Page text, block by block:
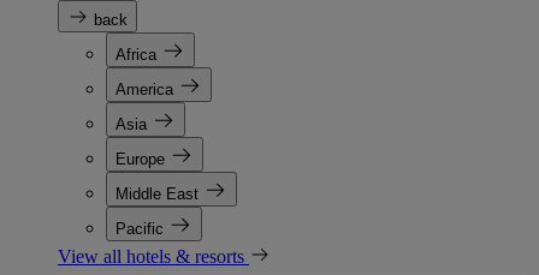
back
Africa
America
Asia
Europe
Middle East
Pacific
View all hotels & resorts